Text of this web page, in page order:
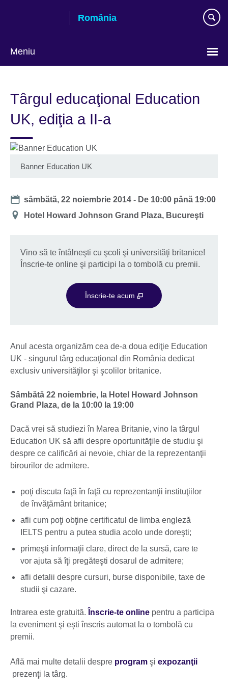
România
Meniu
Târgul educaţional Education
UK, ediţia a II-a
Banner Education UK
Date
sâmbătă, 22 noiembrie 2014 - De 10:00 până 19:00
Locație
Hotel Howard Johnson Grand Plaza, Bucureşti
Vino să te întâlneşti cu şcoli şi universităţi britanice!
Înscrie-te online şi participi la o tombolă cu premii.
Înscrie-te acum
Anul acesta organizăm cea de-a doua ediţie Education
UK - singurul târg educaţional din România dedicat
exclusiv universităţilor şi şcolilor britanice.
Sâmbătă 22 noiembrie, la Hotel Howard Johnson
Grand Plaza, de la 10:00 la 19:00
Dacă vrei să studiezi în Marea Britanie, vino la târgul
Education UK să afli despre oportunităţile de studiu şi
despre ce calificări ai nevoie, chiar de la reprezentanţii
birourilor de admitere.
poţi discuta faţă în faţă cu reprezentanţii instituţiilor
de învăţământ britanice;
afli cum poţi obţine certificatul de limba engleză
IELTS pentru a putea studia acolo unde doreşti;
primeşti informaţii clare, direct de la sursă, care te
vor ajuta să îţi pregăteşti dosarul de admitere;
afli detalii despre cursuri, burse disponibile, taxe de
studii şi cazare.
Intrarea este gratuită. Înscrie-te online pentru a participa
la eveniment şi eşti înscris automat la o tombolă cu
premii.
Află mai multe detalii despre program şi expozanţii
prezenţi la târg.